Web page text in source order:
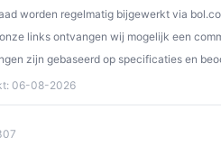
Bureaustoel is de perfecte
aanpassingsmogelijkheden.
en ergonomische stoel.
en vergelijk prijzen
behoeften!
worden regelmatig bijgewerkt via
links ontvangen wij mogelijk een
zijn gebaseerd op specificaties en
06-08-2026